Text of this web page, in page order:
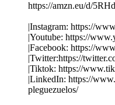
https://amzn.eu/d/
|Instagram: https://
|Youtube: https://
|Facebook: https://
|Twitter:https://
|Tiktok: https://
|LinkedIn: https://
pleguezuelos/